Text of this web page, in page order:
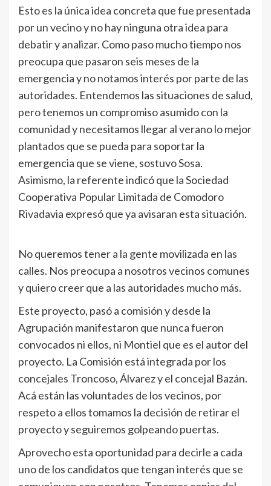
Esto es la única idea concreta que fue presentada
por un vecino y no hay ninguna otra idea para
debatir y analizar. Como paso mucho tiempo nos
preocupa que pasaron seis meses de la
emergencia y no notamos interés por parte de las
autoridades. Entendemos las situaciones de salud,
pero tenemos un compromiso asumido con la
comunidad y necesitamos llegar al verano lo mejor
plantados que se pueda para soportar la
emergencia que se viene, sostuvo Sosa.
Asimismo, la referente indicó que la Sociedad
Cooperativa Popular Limitada de Comodoro
Rivadavia expresó que ya avisaran esta situación.
No queremos tener a la gente movilizada en las
calles. Nos preocupa a nosotros vecinos comunes
y quiero creer que a las autoridades mucho más.
Este proyecto, pasó a comisión y desde la
Agrupación manifestaron que nunca fueron
convocados ni ellos, ni Montiel que es el autor del
proyecto. La Comisión está integrada por los
concejales Troncoso, Álvarez y el concejal Bazán.
Acá están las voluntades de los vecinos, por
respeto a ellos tomamos la decisión de retirar el
proyecto y seguiremos golpeando puertas.
Aprovecho esta oportunidad para decirle a cada
uno de los candidatos que tengan interés que se